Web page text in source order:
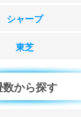
シャープ
東芝
数から探す